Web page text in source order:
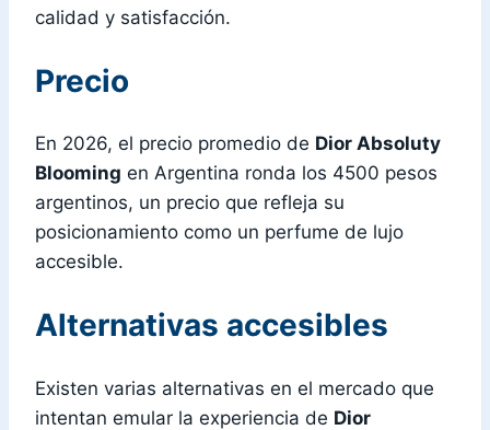
calidad y satisfacción.
Precio
En 2026, el precio promedio de Dior Absoluty
Blooming en Argentina ronda los 4500 pesos
argentinos, un precio que refleja su
posicionamiento como un perfume de lujo
accesible.
Alternativas accesibles
Existen varias alternativas en el mercado que
intentan emular la experiencia de Dior